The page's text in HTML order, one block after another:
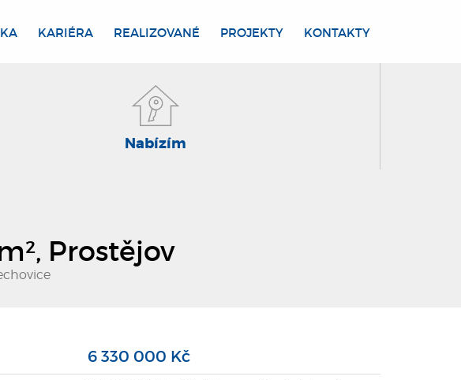
KARIÉRA REALIZOVANÉ PROJEKTY KONTAKTY
Nabízím
Prostějov
6 330 000 Kč